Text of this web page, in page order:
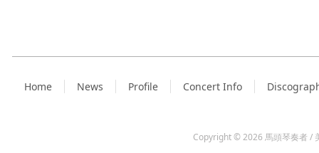
Home News Profile Concert Info
Copyright © 2026 馬頭琴奏者 /